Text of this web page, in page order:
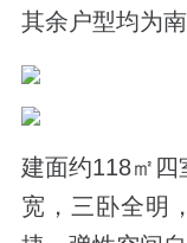
其余户型均为
建面约118㎡四
宽，三卧全明